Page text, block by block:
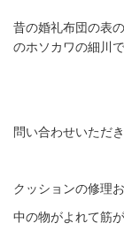
昔の婚礼布団の表
のホソカワの細川で
問い合わせいただき
クッションの修理
中の物がよれて筋